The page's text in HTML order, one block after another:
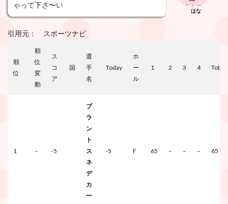
ゃって下さ〜い
はな
引用元： スポーツナビ
順
位
順
位
変
動
ス
コ
ア
国
選
手
名
Today
ホ
ー
ル
1 2 3 4 Total
1 – -5
ブ
ラ
ン
ト
ス
ネ
デ
カ
ー
-5 F 65 – – – 65